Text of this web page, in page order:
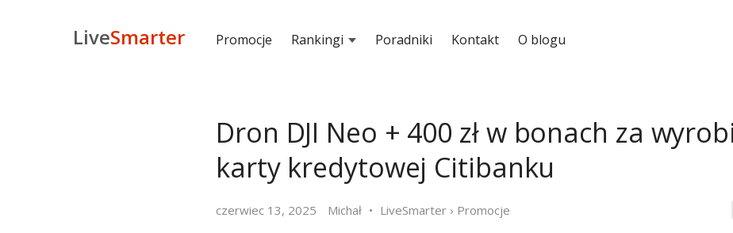
LiveSmarter Promocje Rankingi Poradniki Kontakt O blogu
Dron DJI Neo + 400 zł w bonach za
karty kredytowej Citibanku
czerwiec 13, 2025 Michał LiveSmarter › Promocje